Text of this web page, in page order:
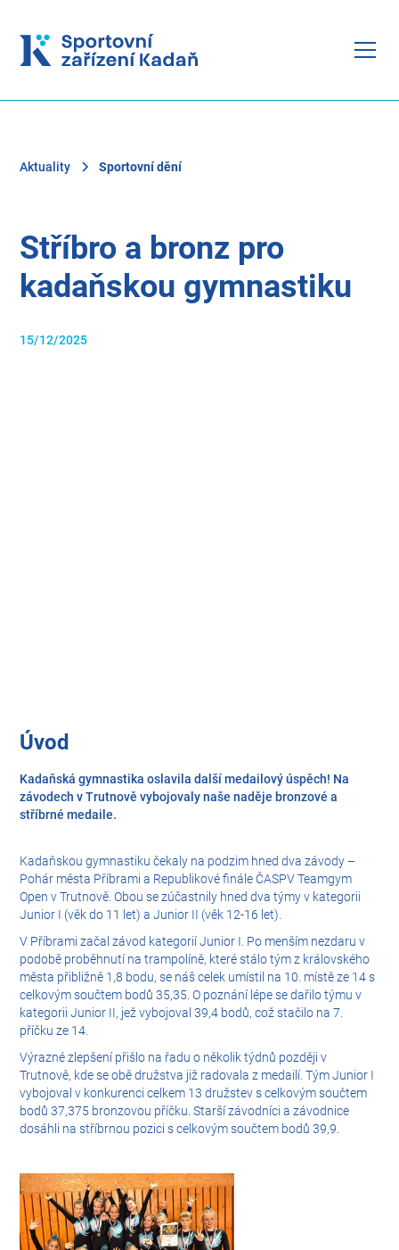
Aktuality Sportovní dění
Stříbro a bronz pro
kadaňskou gymnastiku
15/12/2025
Úvod
Kadaňská gymnastika oslavila další medailový úspěch! Na
závodech v Trutnově vybojovaly naše naděje bronzové a
stříbrné medaile.
Kadaňskou gymnastiku čekaly na podzim hned dva závody –
Pohár města Příbrami a Republikové finále ČASPV Teamgym
Open v Trutnově. Obou se zúčastnily hned dva týmy v kategorii
Junior I (věk do 11 let) a Junior II (věk 12-16 let).
V Příbrami začal závod kategorií Junior I. Po menším nezdaru v
podobě proběhnutí na trampolíně, které stálo tým z královského
města přibližně 1,8 bodu, se náš celek umístil na 10. místě ze 14 s
celkovým součtem bodů 35,35. O poznání lépe se dařilo týmu v
kategorii Junior II, jež vybojoval 39,4 bodů, což stačilo na 7.
příčku ze 14.
Výrazné zlepšení přišlo na řadu o několik týdnů později v
Trutnově, kde se obě družstva již radovala z medailí. Tým Junior I
vybojoval v konkurenci celkem 13 družstev s celkovým součtem
bodů 37,375 bronzovou příčku. Starší závodníci a závodnice
dosáhli na stříbrnou pozici s celkovým součtem bodů 39,9.